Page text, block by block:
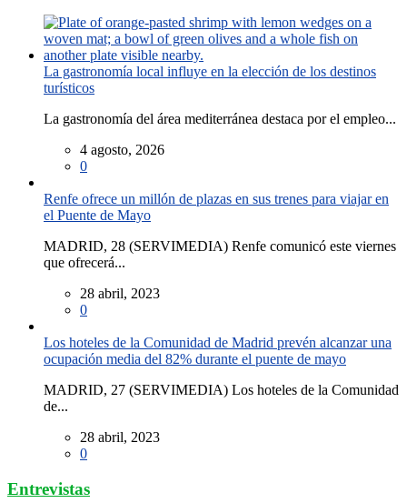
La gastronomía local influye en la elección de los destinos
turísticos
La gastronomía del área mediterránea destaca por el empleo...
4 agosto, 2026
0
Renfe ofrece un millón de plazas en sus trenes para viajar en
el Puente de Mayo
MADRID, 28 (SERVIMEDIA) Renfe comunicó este viernes
que ofrecerá...
28 abril, 2023
0
Los hoteles de la Comunidad de Madrid prevén alcanzar una
ocupación media del 82% durante el puente de mayo
MADRID, 27 (SERVIMEDIA) Los hoteles de la Comunidad
de...
28 abril, 2023
0
Entrevistas